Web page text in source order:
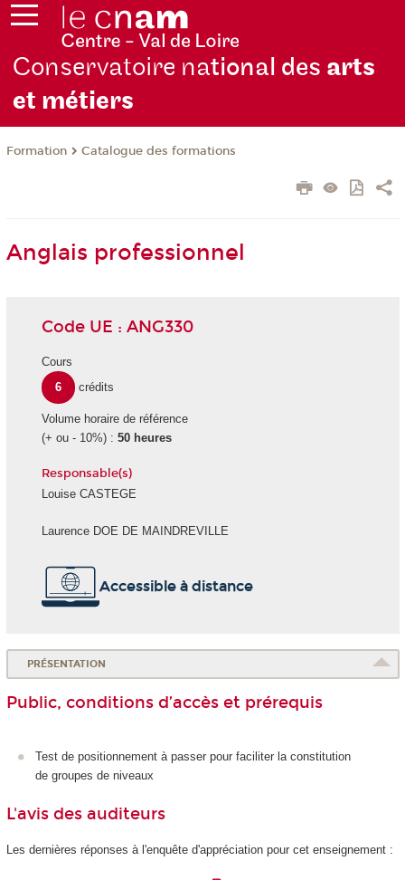
Conservatoire national des arts
et métiers
Formation Catalogue des formations
Anglais professionnel
Code UE : ANG330
Cours
6
crédits
Volume horaire de référence
(+ ou - 10%) : 50 heures
Responsable(s)
Louise CASTEGE
Laurence DOE DE MAINDREVILLE
Accessible à distance
PRÉSENTATION
Public, conditions d’accès et prérequis
Test de positionnement à passer pour faciliter la constitution
de groupes de niveaux
L'avis des auditeurs
Les dernières réponses à l'enquête d'appréciation pour cet enseignement :